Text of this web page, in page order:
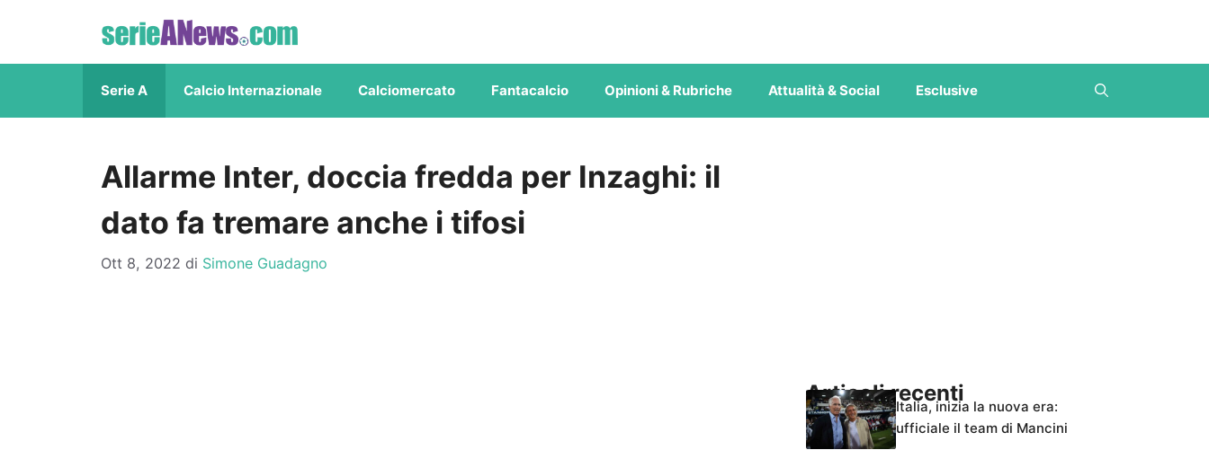
contenuto
Serie A Calcio Internazionale Calciomercato Fantacalcio Opinioni & Rubriche Attualità & Social Esclusive
Allarme Inter, doccia fredda per Inzaghi: il
dato fa tremare anche i tifosi
Ott 8, 2022 di Simone Guadagno
Articoli recenti
Italia, inizia la nuova era:
ufficiale il team di Mancini